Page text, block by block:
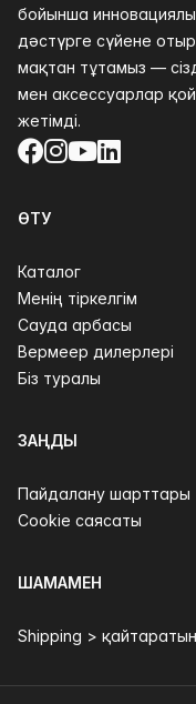
бойынша
дәстүрге сүйене
мақтан тұтамыз —
мен аксессуарлар
жетімді.
Facebook
Instagram
YouTube
LinkedIn
ӨТУ
Каталог
Менің тіркелгім
Сауда арбасы
Вермеер дилерлері
Біз туралы
ЗАҢДЫ
Пайдалану шарттары
Cookie саясаты
ШАМАМЕН
Shipping >